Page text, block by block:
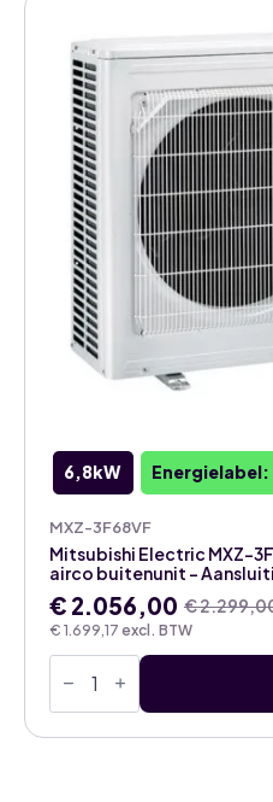
6,8kW Energielabel:
MXZ-3F68VF
€ 1.699,17 excl. BTW
Mitsubishi Electric MXZ-
airco buitenunit –
€
Oorspronkelijke
prijs
was:
€ 2.299,00.
€ 2.056,00
Huidige
prijs
€ 2.056,00.
Mitsubishi
Electric
3F68VF
-